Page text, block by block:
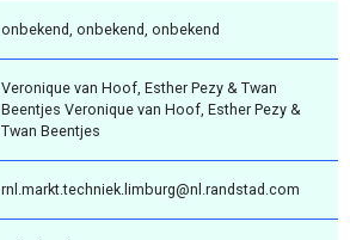
onbekend, onbekend, onbekend
Veronique van Hoof, Esther Pezy & Twan
Beentjes Veronique van Hoof, Esther Pezy &
Twan Beentjes
rnl.markt.techniek.limburg@nl.randstad.com